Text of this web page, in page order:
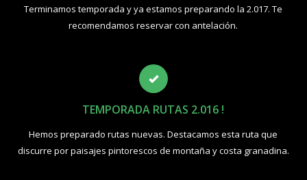
Terminamos temporada y ya estamos preparando la 2.017. Te
recomendamos reservar con antelación.
TEMPORADA RUTAS 2.016 !
Hemos preparado rutas nuevas. Destacamos esta ruta que
discurre por paisajes pintorescos de montaña y costa granadina.